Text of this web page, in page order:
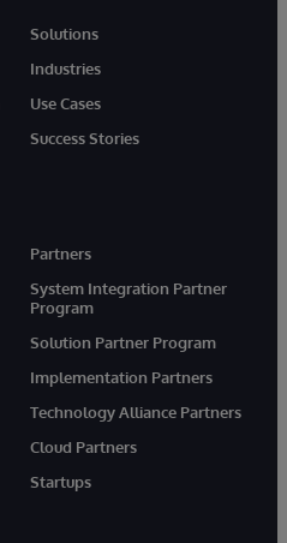
Solutions
Industries
Use Cases
Success Stories
Partners
System Integration Partner
Program
Solution Partner Program
Implementation Partners
Technology Alliance Partners
Cloud Partners
Startups